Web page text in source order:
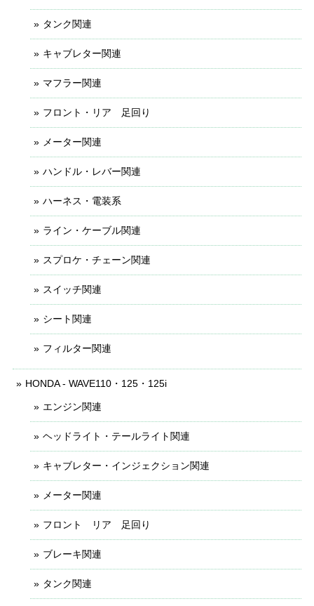
タンク関連
キャブレター関連
マフラー関連
フロント・リア 足回り
メーター関連
ハンドル・レバー関連
ハーネス・電装系
ライン・ケーブル関連
スプロケ・チェーン関連
スイッチ関連
シート関連
フィルター関連
HONDA - WAVE110・125・125i
エンジン関連
ヘッドライト・テールライト関連
キャブレター・インジェクション関連
メーター関連
フロント リア 足回り
ブレーキ関連
タンク関連